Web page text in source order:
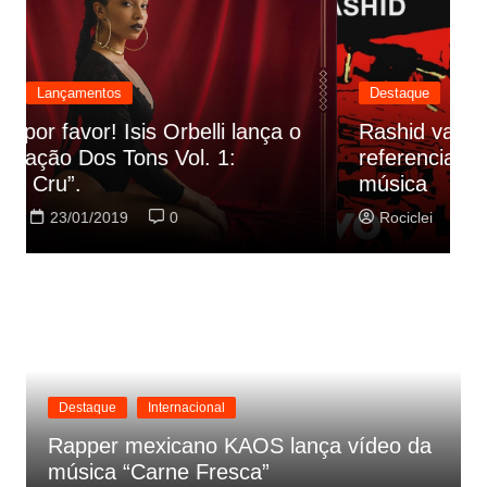
Destaque Lançamentos
Rashid vai buscar nos HQs as
referencias do clipe de sua nova
música
Rociclei 22/01/2019
Destaque Internacional
Rapper mexicano KAOS lança vídeo da
música “Carne Fresca”